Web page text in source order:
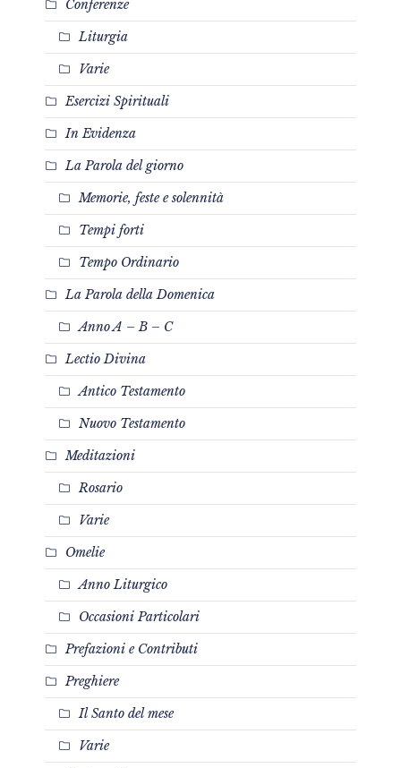
Conferenze
Liturgia
Varie
Esercizi Spirituali
In Evidenza
La Parola del giorno
Memorie, feste e solennità
Tempi forti
Tempo Ordinario
La Parola della Domenica
Anno A – B – C
Lectio Divina
Antico Testamento
Nuovo Testamento
Meditazioni
Rosario
Varie
Omelie
Anno Liturgico
Occasioni Particolari
Prefazioni e Contributi
Preghiere
Il Santo del mese
Varie